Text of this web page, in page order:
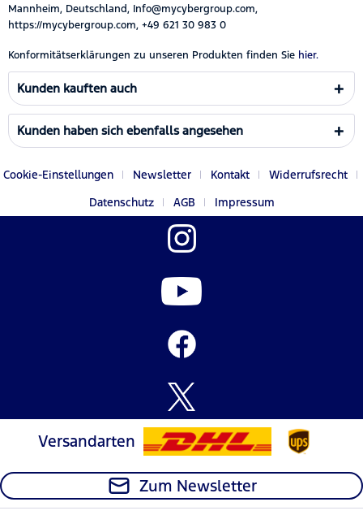
Mannheim, Deutschland, Info@mycybergroup.com,
https://mycybergroup.com, +49 621 30 983 0
Konformitätserklärungen zu unseren Produkten finden Sie hier.
Kunden kauften auch
Kunden haben sich ebenfalls angesehen
Cookie-Einstellungen Newsletter Kontakt
Widerrufsrecht
Datenschutz
AGB Impressum
Versandarten
Zum Newsletter